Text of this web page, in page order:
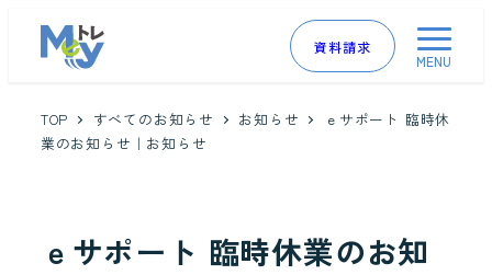
資料請求
MENU
TOP すべてのお知らせ お知らせ
ｅサポート 臨時休
業のお知らせ｜お知らせ
ｅサポート 臨時休業のお知